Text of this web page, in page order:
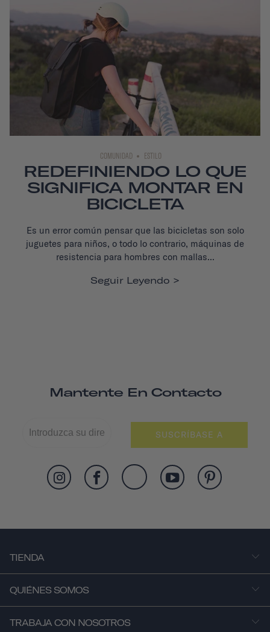
COMUNIDAD ESTILO
REDEFINIENDO LO QUE
SIGNIFICA MONTAR EN
BICICLETA
Es un error común pensar que las bicicletas son solo
juguetes para niños, o todo lo contrario, máquinas de
resistencia para hombres con mallas...
Seguir Leyendo
Mantente En Contacto
SUSCRÍBASE A
TIENDA
QUIÉNES SOMOS
TRABAJA CON NOSOTROS